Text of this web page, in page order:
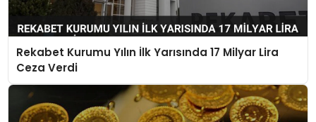
Rekabet Kurumu Yılın İlk Yarısında 17 Milyar Lira
Ceza Verdi